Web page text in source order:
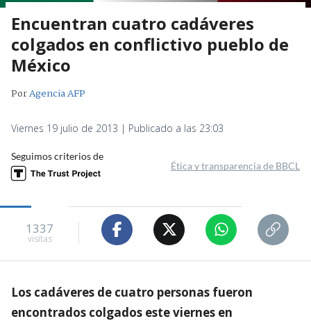
Encuentran cuatro cadáveres
colgados en conflictivo pueblo de
México
PorAgencia AFP
Viernes 19 julio de 2013 | Publicado a las 23:03
Seguimos criterios de
Ética y transparencia de BBCL
1337
visitas
Los cadáveres de cuatro personas fueron
encontrados colgados este viernes en